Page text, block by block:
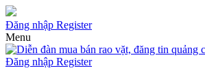
Đăng nhập Register
Menu
Đăng nhập Register